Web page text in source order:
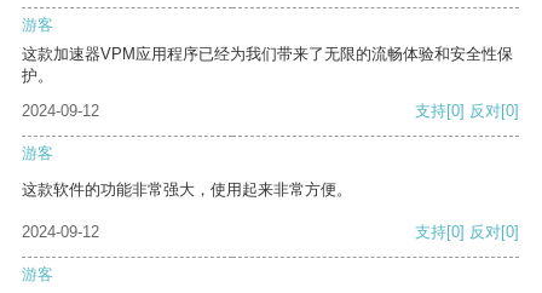
游客
这款加速器VPM应用程序已经为我们带来了无限的流畅体验和安全性保
护。
2024-09-12
支持[0] 反对[0]
游客
这款软件的功能非常强大，使用起来非常方便。
2024-09-12 支持[0] 反对[0]
游客